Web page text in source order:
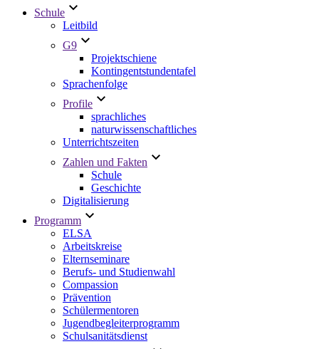
Schule
Leitbild
G9
Projektschiene
Kontingentstundentafel
Sprachenfolge
Profile
sprachliches
naturwissenschaftliches
Unterrichtszeiten
Zahlen und Fakten
Schule
Geschichte
Digitalisierung
Programm
ELSA
Arbeitskreise
Elternseminare
Berufs- und Studienwahl
Compassion
Prävention
Schülermentoren
Jugendbegleiterprogramm
Schulsanitätsdienst